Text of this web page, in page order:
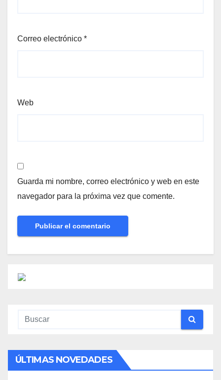
Correo electrónico *
Web
Guarda mi nombre, correo electrónico y web en este
navegador para la próxima vez que comente.
ÚLTIMAS NOVEDADES